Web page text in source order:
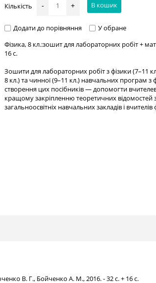
Кількість - + В кошик
Додати до порівняння
У обране
Фізика, 8 кл.:зошит для лабораторних робіт +
16 с.
Зошити для лабораторних робіт з фізики (7–11
8 кл.) та чинної (9–11 кл.) навчальних програм з
створення цих посібників — допомогти
кращому закріпленню теоретичних відомостей
загальноосвітніх навчальних закладів і вчителів
В. Г., Бойченко А. М., 2016. - 32 с. + 16 с.